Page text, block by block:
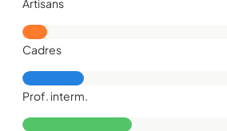
Artisans
Cadres
Prof. interm.